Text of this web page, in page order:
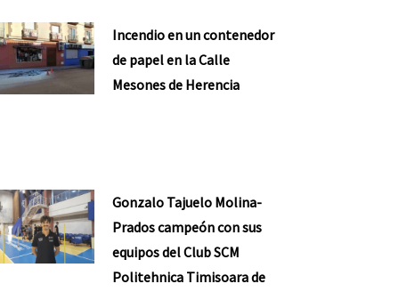
Incendio en un contenedor
de papel en la Calle
Mesones de Herencia
Gonzalo Tajuelo Molina-
Prados campeón con sus
equipos del Club SCM
Politehnica Timisoara de